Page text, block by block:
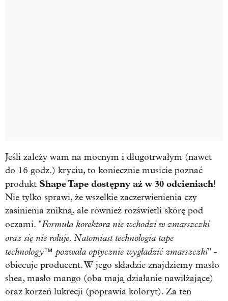
Jeśli zależy wam na mocnym i długotrwałym (nawet
do 16 godz.) kryciu, to koniecznie musicie poznać
produkt Shape Tape dostępny aż w 30 odcieniach!
Nie tylko sprawi, że wszelkie zaczerwienienia czy
zasinienia znikną, ale również rozświetli skórę pod
oczami. "Formuła korektora nie wchodzi w zmarszczki
oraz się nie roluje. Natomiast technologia tape
technology™ pozwala optycznie wygładzić zmarszczki" -
obiecuje producent. W jego składzie znajdziemy masło
shea, masło mango (oba mają działanie nawilżające)
oraz korzeń lukrecji (poprawia koloryt). Za ten